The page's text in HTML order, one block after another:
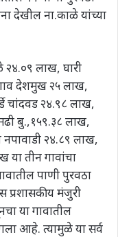
देखील ना.काळे यांच्या
२४.०९ लाख, घारी
देशमुख २५ लाख,
चांदवड २४.९८ लाख,
बु.,१५९.३८ लाख,
२४.८९ लाख,
या तीन गावांचा
पाणी पुरवठा
प्रशासकीय मंजुरी
या गावातील
आहे. त्यामुळे या सर्व